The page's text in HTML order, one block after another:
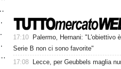
17:10
Palermo, Hernani: "L'obiettivo
Serie B non ci sono favorite"
17:08
Lecce, per Geubbels maglia